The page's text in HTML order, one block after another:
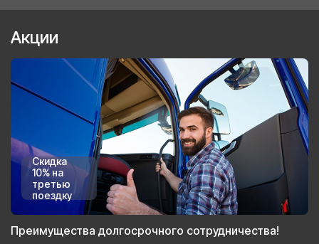
Акции
Скидка
10% на
третью
поездку
Преимущества долгосрочного сотрудничества!